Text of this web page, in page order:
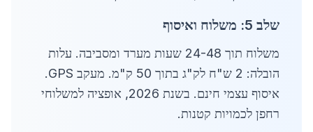
שלב 5: משלוח ואיסוף
משלוח תוך 24-48 שעות מערד ומסביבה. עלות
הובלה: 2 ש"ח לק"ג בתוך 50 ק"מ. מעקב GPS.
איסוף עצמי חינם. בשנת 2026, אופציה למשלוחי
רחפן לכמויות קטנות.